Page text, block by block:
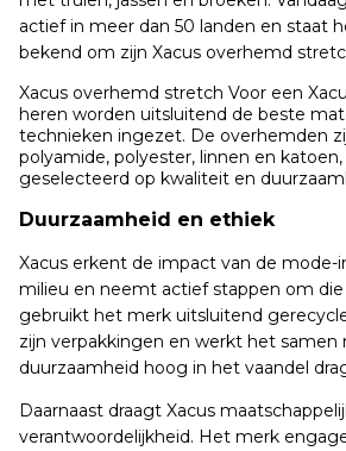
actief in meer dan 50 landen en staat
bekend om zijn Xacus overhemd
Xacus overhemd stretch Voor een
heren worden uitsluitend de beste
technieken ingezet. De overhemden
polyamide, polyester, linnen en
geselecteerd op kwaliteit en
Duurzaamheid en ethiek
Xacus erkent de impact van de mode-
milieu en neemt actief stappen om
gebruikt het merk uitsluitend
zijn verpakkingen en werkt het samen
duurzaamheid hoog in het vaandel
Daarnaast draagt Xacus
verantwoordelijkheid. Het merk